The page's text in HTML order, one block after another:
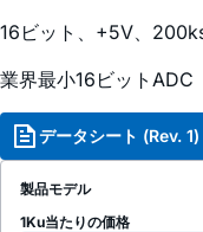
16ビット、+5V、
業界最小16ビットADC
データシート (Rev. 1)
製品モデル
1Ku当たりの価格